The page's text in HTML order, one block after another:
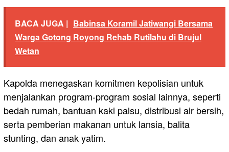
BACA JUGA | Babinsa Koramil Jatiwangi Bersama
Warga Gotong Royong Rehab Rutilahu di Brujul
Wetan
Kapolda menegaskan komitmen kepolisian untuk
menjalankan program-program sosial lainnya, seperti
bedah rumah, bantuan kaki palsu, distribusi air bersih,
serta pemberian makanan untuk lansia, balita
stunting, dan anak yatim.